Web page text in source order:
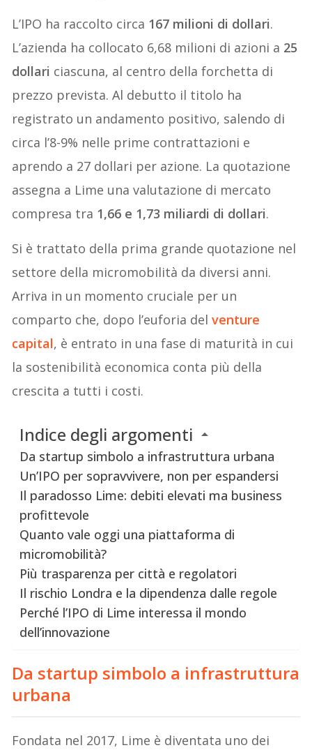
L’IPO ha raccolto circa 167 milioni di dollari.
L’azienda ha collocato 6,68 milioni di azioni a 25
dollari ciascuna, al centro della forchetta di
prezzo prevista. Al debutto il titolo ha
registrato un andamento positivo, salendo di
circa l’8-9% nelle prime contrattazioni e
aprendo a 27 dollari per azione. La quotazione
assegna a Lime una valutazione di mercato
compresa tra 1,66 e 1,73 miliardi di dollari.
Si è trattato della prima grande quotazione nel
settore della micromobilità da diversi anni.
Arriva in un momento cruciale per un
comparto che, dopo l’euforia delventure
capital, è entrato in una fase di maturità in cui
la sostenibilità economica conta più della
crescita a tutti i costi.
Indice degli argomenti
Da startup simbolo a infrastruttura urbana
Un’IPO per sopravvivere, non per espandersi
Il paradosso Lime: debiti elevati ma business
profittevole
Quanto vale oggi una piattaforma di
micromobilità?
Più trasparenza per città e regolatori
Il rischio Londra e la dipendenza dalle regole
Perché l’IPO di Lime interessa il mondo
dell’innovazione
Da startup simbolo a infrastruttura
urbana
Fondata nel 2017, Lime è diventata uno dei